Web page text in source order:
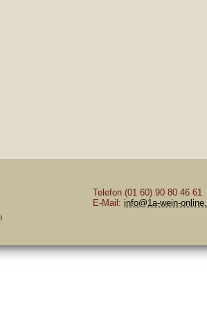
Telefon (01 60) 90 80 46 61
E-Mail: info@1a-wein-